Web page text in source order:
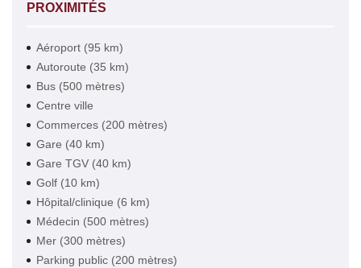
PROXIMITÉS
Aéroport (95 km)
Autoroute (35 km)
Bus (500 mètres)
Centre ville
Commerces (200 mètres)
Gare (40 km)
Gare TGV (40 km)
Golf (10 km)
Hôpital/clinique (6 km)
Médecin (500 mètres)
Mer (300 mètres)
Parking public (200 mètres)